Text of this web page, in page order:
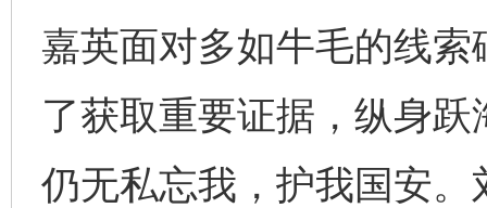
嘉英面对多如牛毛的线
了获取重要证据，纵身
仍无私忘我，护我国安